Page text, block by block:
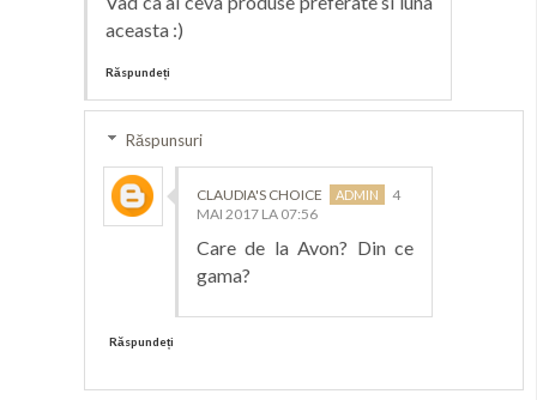
aceasta :)
Răspundeți
Răspunsuri
CLAUDIA'S CHOICE
4
MAI 2017 LA 07:56
Care de la Avon? Din ce
gama?
Răspundeți